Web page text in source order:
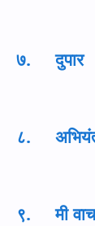
७. दुपार
८.
९. मी